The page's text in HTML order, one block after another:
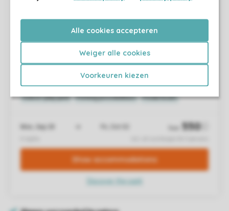
Alle cookies accepteren
Weiger alle cookies
Voorkeuren kiezen